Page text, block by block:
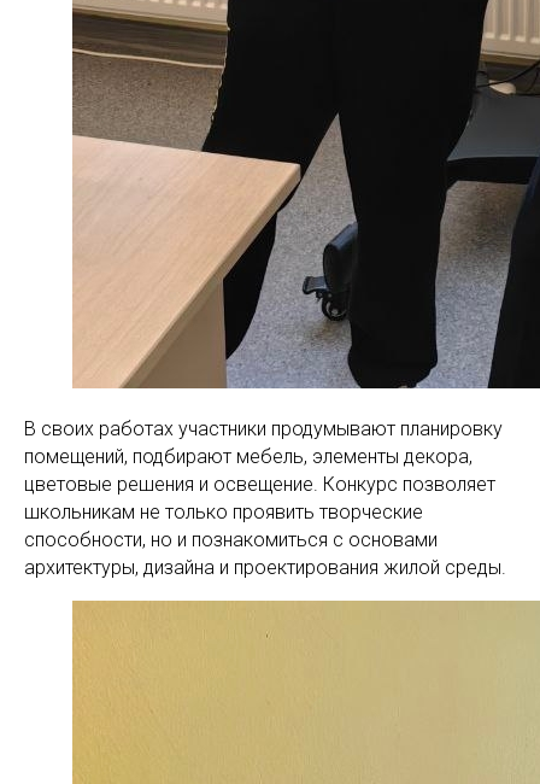
В своих работах участники продумывают планировку
помещений, подбирают мебель, элементы декора,
цветовые решения и освещение. Конкурс позволяет
школьникам не только проявить творческие
способности, но и познакомиться с основами
архитектуры, дизайна и проектирования жилой среды.